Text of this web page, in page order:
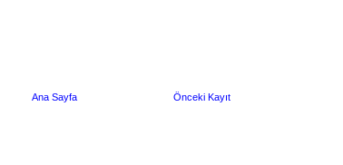
Önceki Kayıt
Ana Sayfa